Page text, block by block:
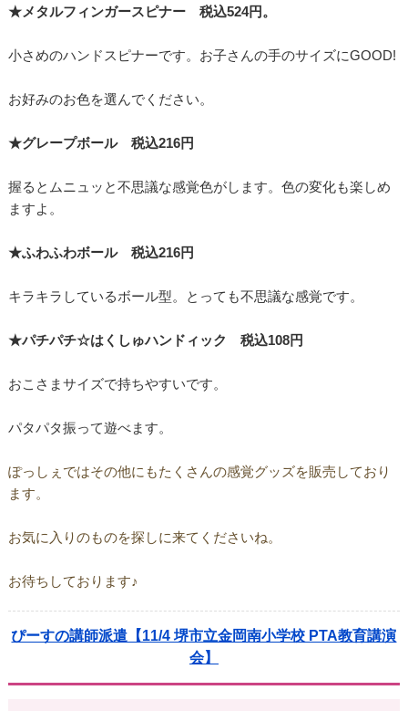
★メタルフィンガースピナー 税込524円。
小さめのハンドスピナーです。お子さんの手のサイズにGOOD!
お好みのお色を選んでください。
★グレープボール 税込216円
握るとムニュッと不思議な感覚色がします。色の変化も楽しめ
ますよ。
★ふわふわボール 税込216円
キラキラしているボール型。とっても不思議な感覚です。
★パチパチ☆はくしゅハンドィック 税込108円
おこさまサイズで持ちやすいです。
パタパタ振って遊べます。
ぽっしぇではその他にもたくさんの感覚グッズを販売しており
ます。
お気に入りのものを探しに来てくださいね。
お待ちしております♪
ぴーすの講師派遣【11/4 堺市立金岡南小学校 PTA教育講演
会】